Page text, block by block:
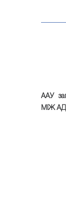
ААУ
МІЖ